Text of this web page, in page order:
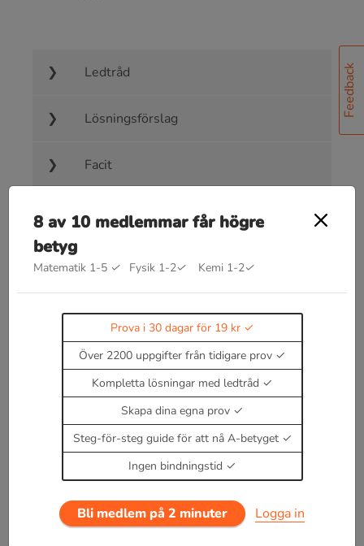
Feedback
Ledtråd
Lösningsförslag
Facit
Bra att kunna inom impuls
I=F⋅t
p1
där
p=mv
Läs teori om impuls
Enbart medlemmar kan kommentera.
dagar för 19 kr.
Logga inellerBli medlem nu
3 DECEMBER 2024 17:00 - BILALORLU
8 av 10 medlemmar får högre
betyg
Matematik 1-5 ✓ Fysik 1-2✓ Kemi 1-2✓
Prova i 30 dagar för 19 kr
Över 2200 uppgifter från tidigare prov
Kompletta lösningar med ledtråd
Skapa dina egna prov
Steg-för-steg guide för att nå A-betyget
Ingen bindningstid
Bli medlem på 2 minuter Logga in